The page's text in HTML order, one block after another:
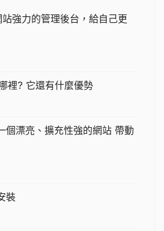
強力的管理後台，給自己更
裡? 它還有什麼優勢
漂亮、擴充性強的網站 帶動
裝